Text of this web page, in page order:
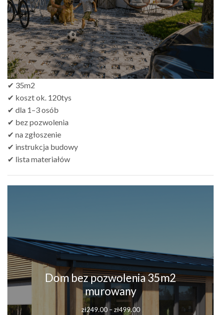
✔ 35m2
✔ koszt ok. 120tys
✔ dla 1–3 osób
✔ bez pozwolenia
✔ na zgłoszenie
✔ instrukcja budowy
✔ lista materiałów
Dom bez pozwolenia 35m2
murowany
zł249.00 – zł499.00Zakres